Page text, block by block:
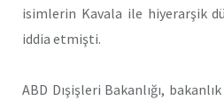
isimlerin Kavala ile hiyerarşik
iddia etmişti.
ABD Dışişleri Bakanlığı,